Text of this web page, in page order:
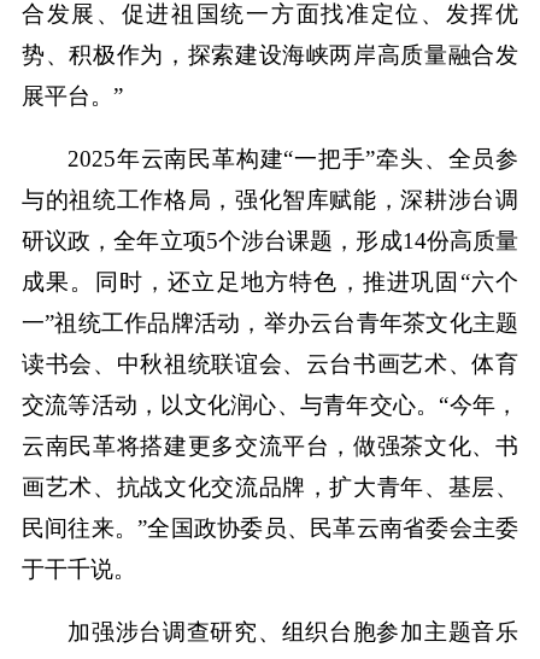
合发展、促进祖国统一方面找准定位、发挥优
势、积极作为，探索建设海峡两岸高质量融合发
展平台。”
2025年云南民革构建“一把手”牵头、全员参
与的祖统工作格局，强化智库赋能，深耕涉台调
研议政，全年立项5个涉台课题，形成14份高质量
成果。同时，还立足地方特色，推进巩固“六个
一”祖统工作品牌活动，举办云台青年茶文化主题
读书会、中秋祖统联谊会、云台书画艺术、体育
交流等活动，以文化润心、与青年交心。“今年，
云南民革将搭建更多交流平台，做强茶文化、书
画艺术、抗战文化交流品牌，扩大青年、基层、
民间往来。”全国政协委员、民革云南省委会主委
于干千说。
加强涉台调查研究、组织台胞参加主题音乐